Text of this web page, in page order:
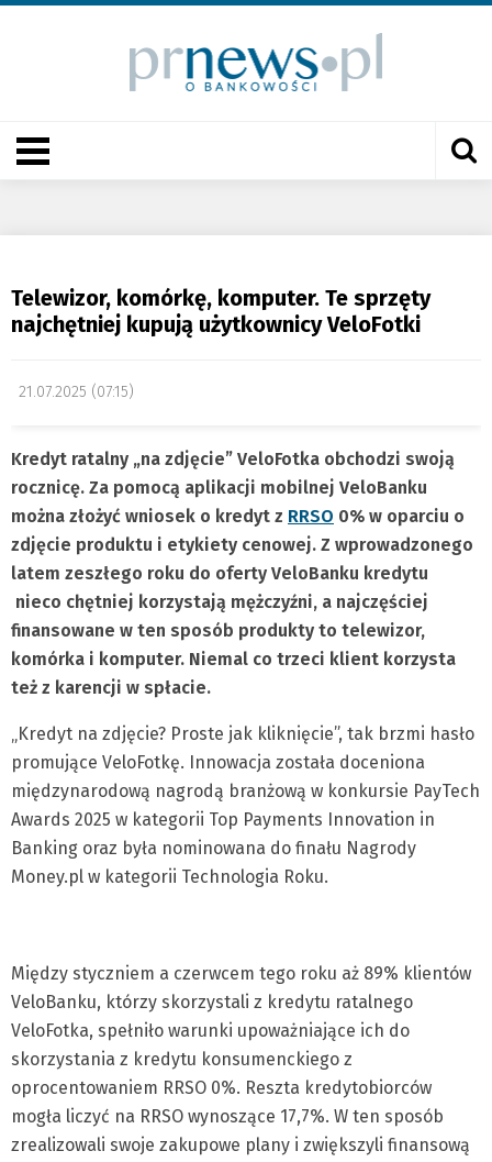
Telewizor, komórkę, komputer. Te sprzęty
najchętniej kupują użytkownicy VeloFotki
21.07.2025 (07:15)
Kredyt ratalny „na zdjęcie” VeloFotka obchodzi swoją
rocznicę. Za pomocą aplikacji mobilnej VeloBanku
można złożyć wniosek o kredyt z RRSO 0% w oparciu o
zdjęcie produktu i etykiety cenowej. Z wprowadzonego
latem zeszłego roku do oferty VeloBanku kredytu
nieco chętniej korzystają mężczyźni, a najczęściej
finansowane w ten sposób produkty to telewizor,
komórka i komputer. Niemal co trzeci klient korzysta
też z karencji w spłacie.
„Kredyt na zdjęcie? Proste jak kliknięcie”, tak brzmi hasło
promujące VeloFotkę. Innowacja została doceniona
międzynarodową nagrodą branżową w konkursie PayTech
Awards 2025 w kategorii Top Payments Innovation in
Banking oraz była nominowana do finału Nagrody
Money.pl w kategorii Technologia Roku.
Między styczniem a czerwcem tego roku aż 89% klientów
VeloBanku, którzy skorzystali z kredytu ratalnego
VeloFotka, spełniło warunki upoważniające ich do
skorzystania z kredytu konsumenckiego z
oprocentowaniem RRSO 0%. Reszta kredytobiorców
mogła liczyć na RRSO wynoszące 17,7%. W ten sposób
zrealizowali swoje zakupowe plany i zwiększyli finansową